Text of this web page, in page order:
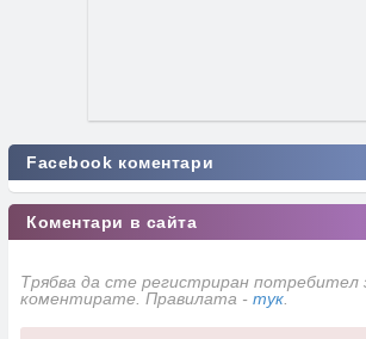
Facebook коментари
Коментари в сайта
Трябва да сте регистриран
коментирате. Правилата - тук